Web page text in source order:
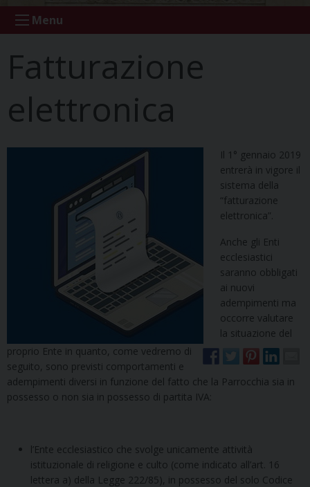
Menu
Fatturazione
elettronica
Il 1° gennaio 2019
entrerà in vigore il
sistema della
“fatturazione
elettronica”.
Anche gli Enti
ecclesiastici
saranno obbligati
ai nuovi
adempimenti ma
occorre valutare
la situazione del
proprio Ente in quanto, come vedremo di
seguito, sono previsti comportamenti e
adempimenti diversi in funzione del fatto che la Parrocchia sia in
possesso o non sia in possesso di partita IVA:
l’Ente ecclesiastico che svolge unicamente attività
istituzionale di religione e culto (come indicato all’art. 16
lettera a) della Legge 222/85), in possesso del solo Codice